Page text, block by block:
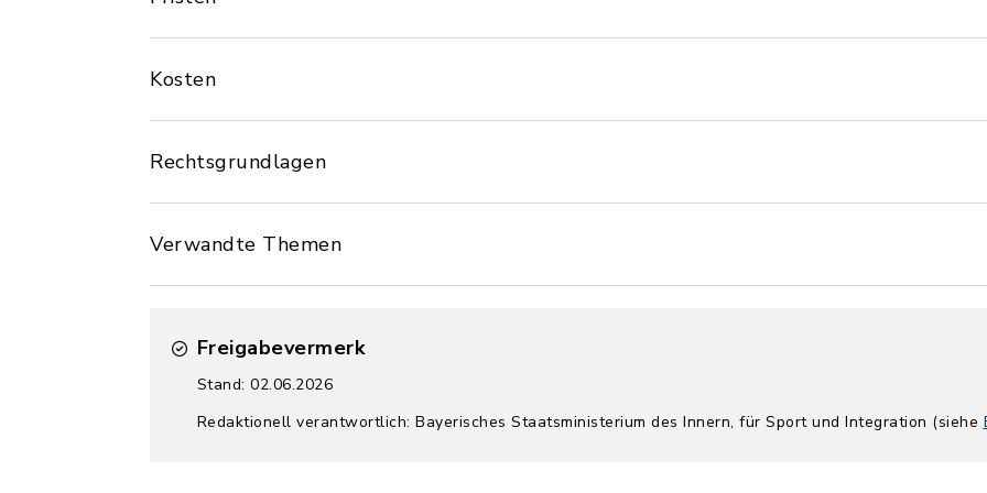
Kosten
Rechtsgrundlagen
Verwandte Themen
Freigabevermerk
Stand: 02.06.2026
Redaktionell verantwortlich: Bayerisches Staatsministerium des Innern, für Sport und Integration (siehe